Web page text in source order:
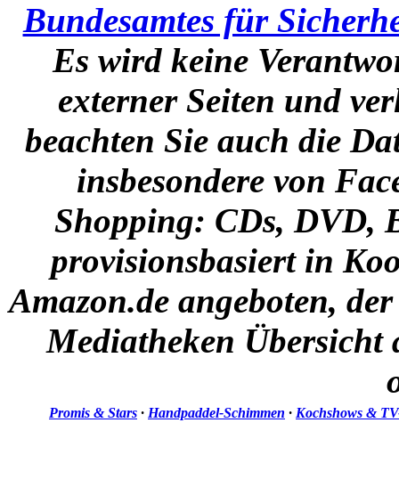
Bundesamtes für
Es wird keine
externer Seiten und
beachten Sie auch die
insbesondere von
Shopping: CDs, DVD,
provisionsbasiert in
Amazon.de angeboten,
Mediatheken Übersicht
Promis & Stars · Handpaddel-Schimmen · Kochshows &